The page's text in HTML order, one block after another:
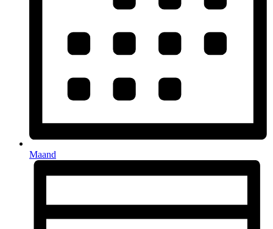
Maand